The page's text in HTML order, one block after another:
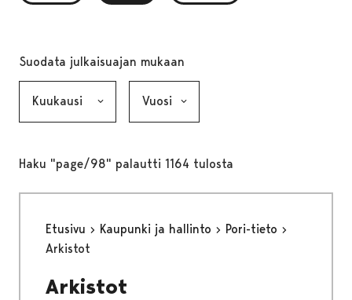
Suodata julkaisuajan mukaan
Haku "page/98" palautti 1164 tulosta
Etusivu Kaupunki ja hallinto
Pori-tieto
Arkistot
Arkistot